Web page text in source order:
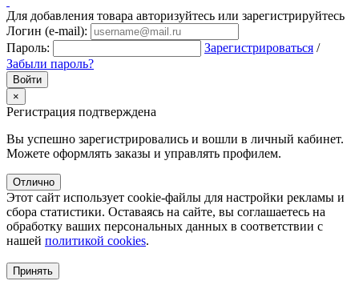
Для добавления товара авторизуйтесь или зарегистрируйтесь
Логин (e-mail):
Пароль:
Зарегистрироваться /
Забыли пароль?
×
Регистрация подтверждена
Вы успешно зарегистрировались и вошли в личный кабинет.
Можете оформлять заказы и управлять профилем.
Отлично
Этот сайт использует cookie-файлы для настройки рекламы и
сбора статистики. Оставаясь на сайте, вы соглашаетесь на
обработку ваших персональных данных в соответствии с
нашей политикой cookies.
Принять